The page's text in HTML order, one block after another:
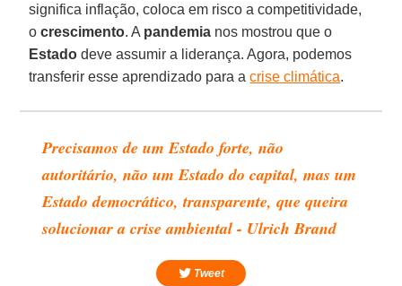
significa inflação, coloca em risco a competitividade,
ocrescimento. A pandemia nos mostrou que o
Estado deve assumir a liderança. Agora, podemos
transferir esse aprendizado para acrise climática.
Precisamos de um Estado forte, não
autoritário, não um Estado do capital, mas um
Estado democrático, transparente, que queira
solucionar a crise ambiental - Ulrich Brand
Tweet